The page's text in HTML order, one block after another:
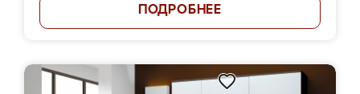
ПОДРОБНЕЕ